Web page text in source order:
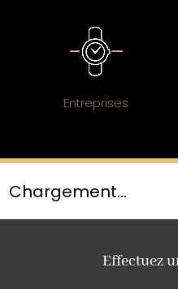
Entreprises
Chargement...
Effectuez